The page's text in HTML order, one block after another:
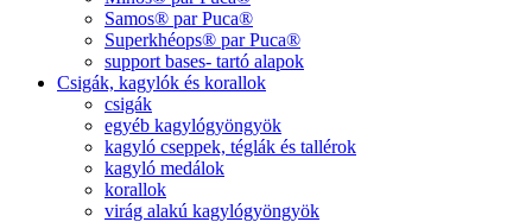
Samos® par Puca®
Superkhéops® par Puca®
support bases- tartó alapok
Csigák, kagylók és korallok
csigák
egyéb kagylógyöngyök
kagyló cseppek, téglák és tallérok
kagyló medálok
korallok
virág alakú kagylógyöngyök